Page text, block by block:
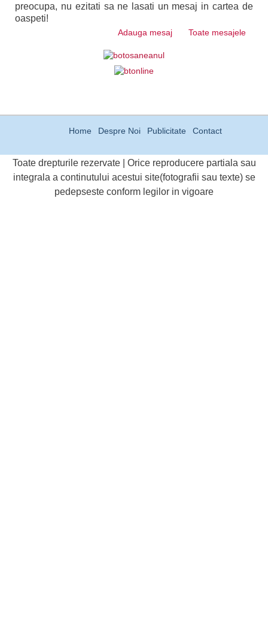
preocupa, nu ezitati sa ne lasati un mesaj in cartea de
oaspeti!
Adauga mesaj Toate mesajele
Home Despre Noi Publicitate Contact
Toate drepturile rezervate | Orice reproducere partiala sau
integrala a continutului acestui site(fotografii sau texte) se
pedepseste conform legilor in vigoare